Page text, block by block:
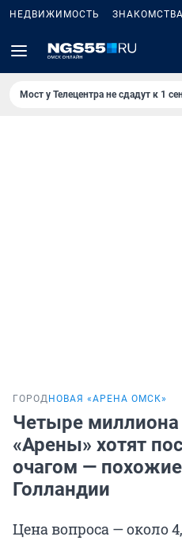
НЕДВИЖИМОСТЬ ЗНАКОМСТВА
Мост у Телецентра не сдадут к 1
ГОРОД НОВАЯ «АРЕНА ОМСК»
Четыре миллиона
«Арены» хотят
очагом —
Голландии
Цена вопроса — около